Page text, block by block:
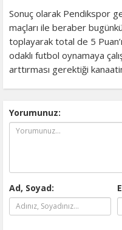
Sonuç olarak Pendikspor
maçları ile beraber
toplayarak total de 5
odaklı futbol oynamaya
arttırması gerektiği
Yorumunuz:
Ad, Soyad: